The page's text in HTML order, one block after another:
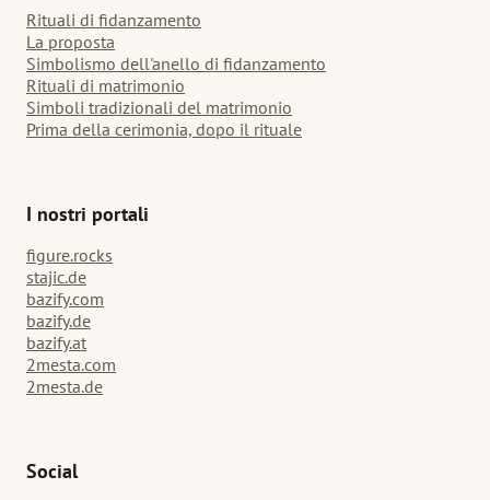
Rituali di fidanzamento
La proposta
Simbolismo dell'anello di fidanzamento
Rituali di matrimonio
Simboli tradizionali del matrimonio
Prima della cerimonia, dopo il rituale
I nostri portali
figure.rocks
stajic.de
bazify.com
bazify.de
bazify.at
2mesta.com
2mesta.de
Social